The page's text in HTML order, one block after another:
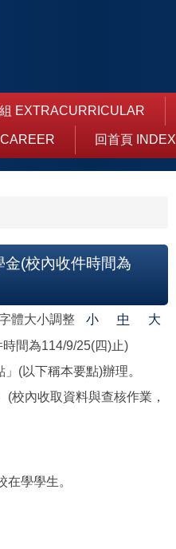
EXTRACURRICULAR
回首頁 INDEX
(校內收件時間為
體大小調整 小 中
大
間為114/9/25(四)止)
(以下稱本要點)辦理。
校內收取資料與查核作業，
學學生。